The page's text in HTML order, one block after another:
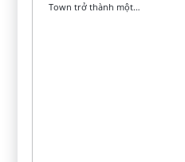
Town trở thành một…